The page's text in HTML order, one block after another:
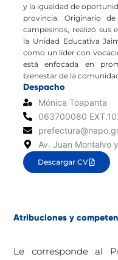
y la igualdad de
provincia. Originario
campesinos, realizó sus
la Unidad Educativa
como un líder con
está enfocada en
bienestar de la
Despacho
Mónica Toapanta
063700080
Av. Juan Montalvo
Descargar CV
Atribuciones y
Le corresponde al